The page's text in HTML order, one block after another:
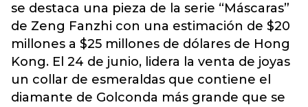
se destaca una pieza de la serie “Máscaras”
de Zeng Fanzhi con una estimación de $20
millones a $25 millones de dólares de Hong
Kong. El 24 de junio, lidera la venta de joyas
un collar de esmeraldas que contiene el
diamante de Golconda más grande que se